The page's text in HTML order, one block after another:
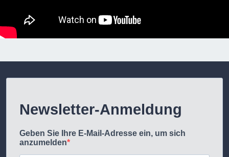
Newsletter-Anmeldung
Geben Sie Ihre E-Mail-Adresse ein, um sich
anzumelden